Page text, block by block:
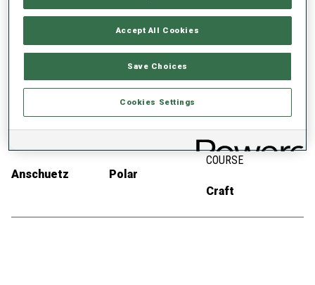
SKIS
Fischer
BÂTONS DE SKI CHAUSSURES DE SKI
Anschuetz Polar
COMBINAISON DE
COURSE
Craft
Accept All Cookies
Save Choices
Cookies Settings